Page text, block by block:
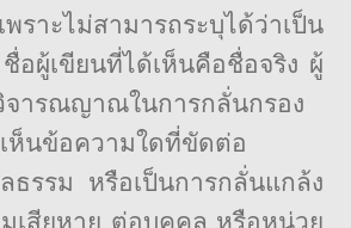
าะไม่สามารถระบุได้ว่าเป็น
อผู้เขียนที่ได้เห็นคือชื่อจริง ผู้
จารณญาณในการกลั่นกรอง
ห็นข้อความใดที่ขัดต่อ
ธรรม หรือเป็นการกลั่นแกล้ง
มเสียหาย ต่อบุคคล หรือหน่วย